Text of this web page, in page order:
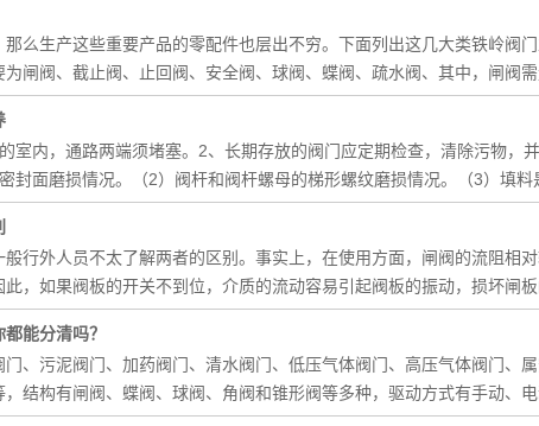
那么生产这些重要产品的零配件也层出不穷。下面列出这几大类铁岭阀
闸阀、截止阀、止回阀、安全阀、球阀、蝶阀、疏水阀、其中，闸阀
室内，通路两端须堵塞。2、长期存放的阀门应定期检查，清除污物，
封面磨损情况。（2）阀杆和阀杆螺母的梯形螺纹磨损情况。（3）填料
行外人员不太了解两者的区别。事实上，在使用方面，闸阀的流阻相
，如果阀板的开关不到位，介质的流动容易引起阀板的振动，损坏闸板
能分清吗？
、污泥阀门、加药阀门、清水阀门、低压气体阀门、高压气体阀门、
，结构有闸阀、蝶阀、球阀、角阀和锥形阀等多种，驱动方式有手动、